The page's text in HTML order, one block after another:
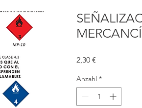
2,30 €
Anzahl *